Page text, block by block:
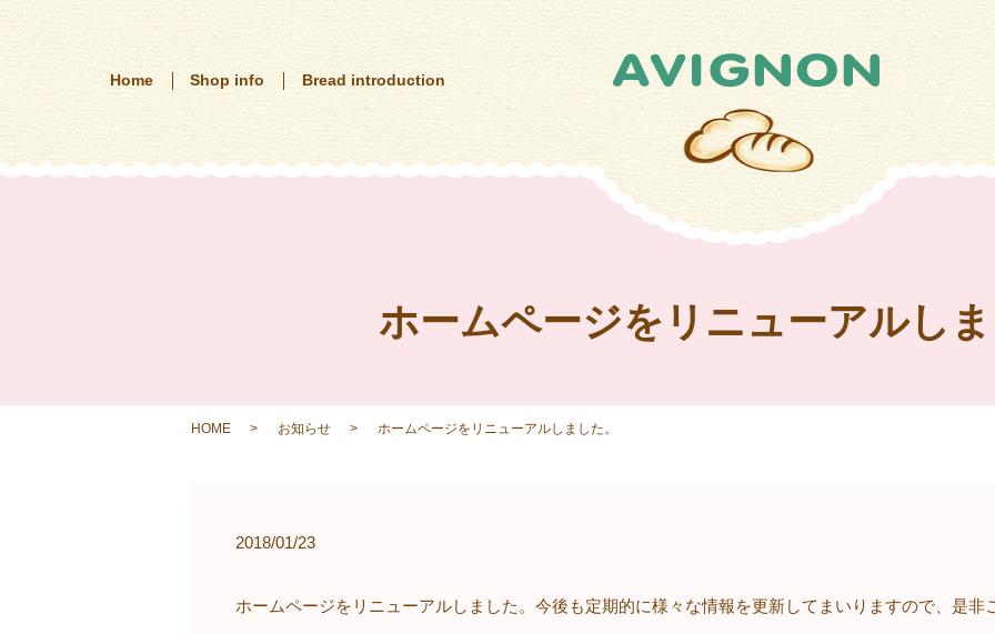
Home Shop info Bread introduction
ホームページをリニューアルし
HOME お知らせ ホームページをリニューアルしました。
2018/01/23
ホームページをリニューアルしました。今後も定期的に様々な情報を更新してまいりますので、是非